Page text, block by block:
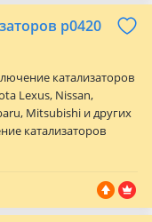
под линзы). Установка
LED-
Работаем без
p0420
катализаторов
Lexus, Nissan,
Mitsubishi и других
катализаторов
Lexus. Secondary Air
p2443, p2444, p2445,
Вторичного